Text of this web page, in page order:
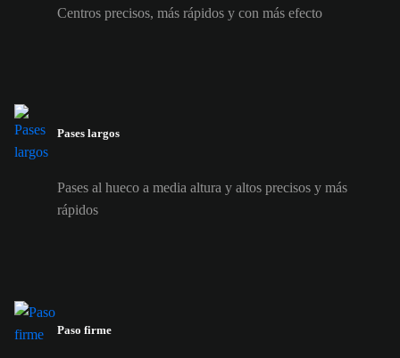
Centros precisos, más rápidos y con más efecto
Pases largos
Pases al hueco a media altura y altos precisos y más
rápidos
Paso firme